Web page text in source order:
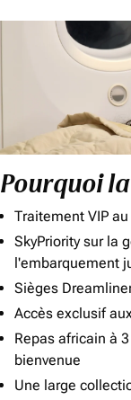
Pourquoi
Traitement VIP
SkyPriority sur la
l'embarquement
Sièges
Accès exclusif
Repas africain à
bienvenue
Une large